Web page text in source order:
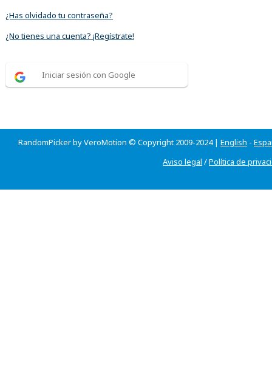
¿Has olvidado tu contraseña?
¿No tienes una cuenta? ¡Regístrate!
Iniciar sesión con Google
RandomPicker by VeroMotion © Copyright 2009-2024 | English -
Aviso legal /Política de